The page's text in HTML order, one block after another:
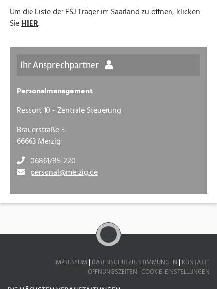
Um die Liste der FSJ Träger im Saarland zu öffnen, klicken
SieHIER.
Ihr Ansprechpartner
Personalmanagement
Ressort 10 - Zentrale Steuerung
Brauerstraße 5
66663 Merzig
06861/85-220
personal@merzig.de
IMPRESSUM | DATENSCHUTZBESTIMMUNGEN | KONTAKT|
ÖFFNUNGSZEITEN |COOKIE-EINSTELLUNGEN